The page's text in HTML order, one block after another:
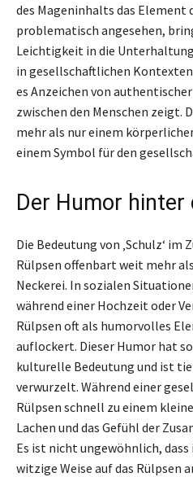
des Mageninhalts das Element
problematisch angesehen,
Leichtigkeit in die
in gesellschaftlichen
es Anzeichen von
zwischen den Menschen zeigt.
mehr als nur einem
einem Symbol für den
Der Humor hinter
Die Bedeutung von ‚Schulz‘
Rülpsen offenbart weit mehr
Neckerei. In sozialen
während einer Hochzeit oder
Rülpsen oft als humorvolles
auflockert. Dieser Humor hat
kulturelle Bedeutung und ist
verwurzelt. Während einer
Rülpsen schnell zu einem
Lachen und das Gefühl der
Es ist nicht ungewöhnlich,
witzige Weise auf das Rülpsen